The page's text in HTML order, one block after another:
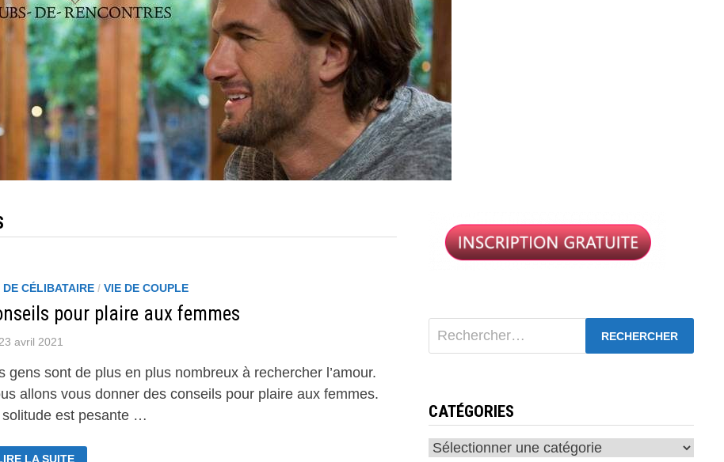
DE CÉLIBATAIRE/ VIE DE COUPLE
pour plaire aux femmes
23 avril 2021
gens sont de plus en plus nombreux à rechercher l’amour.
allons vous donner des conseils pour plaire aux femmes.
solitude est pesante …
LA SUITE
Rechercher :
CATÉGORIES
Catégories